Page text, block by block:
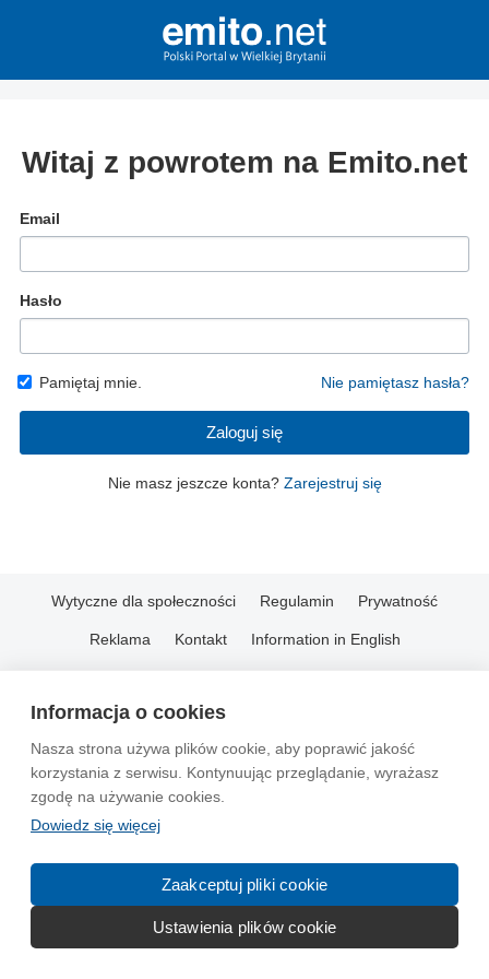
Informacja o cookies
Nasza strona używa plików cookie, aby poprawić jakość
korzystania z serwisu. Kontynuując przeglądanie, wyrażasz
zgodę na używanie cookies.
Dowiedz się więcej
Zaakceptuj pliki cookie
Ustawienia plików cookie
Witaj z powrotem na Emito.net
Email
Hasło
Pamiętaj mnie. Nie pamiętasz hasła?
Zaloguj się
Nie masz jeszcze konta? Zarejestruj się
Wytyczne dla społeczności Regulamin Prywatność
Reklama Kontakt Information in English